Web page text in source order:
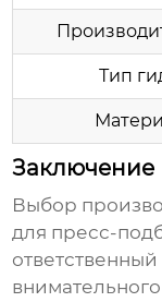
Тип
Заключение
Выбор
для пресс-